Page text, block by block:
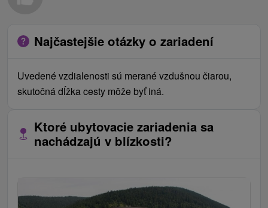
Najčastejšie otázky o zariadení
Uvedené vzdialenosti sú merané vzdušnou čiarou,
skutočná dĺžka cesty môže byť iná.
Ktoré ubytovacie zariadenia sa
nachádzajú v blízkosti?